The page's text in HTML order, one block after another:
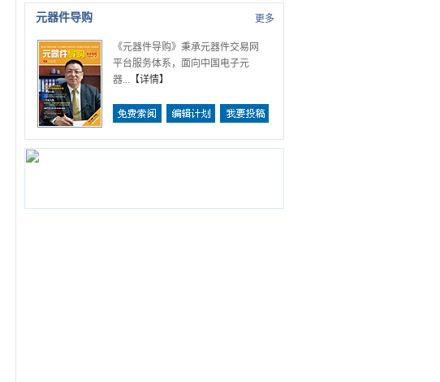
更多
元器件导购
《元器件导购》秉承元器件交易网
平台服务体系，面向中国电子元
器... 【详情】